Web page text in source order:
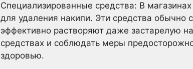
Специализированные средства: В
для удаления накипи. Эти средства обычно
эффективно растворяют даже застарелую
средствах и соблюдать меры
здоровью.